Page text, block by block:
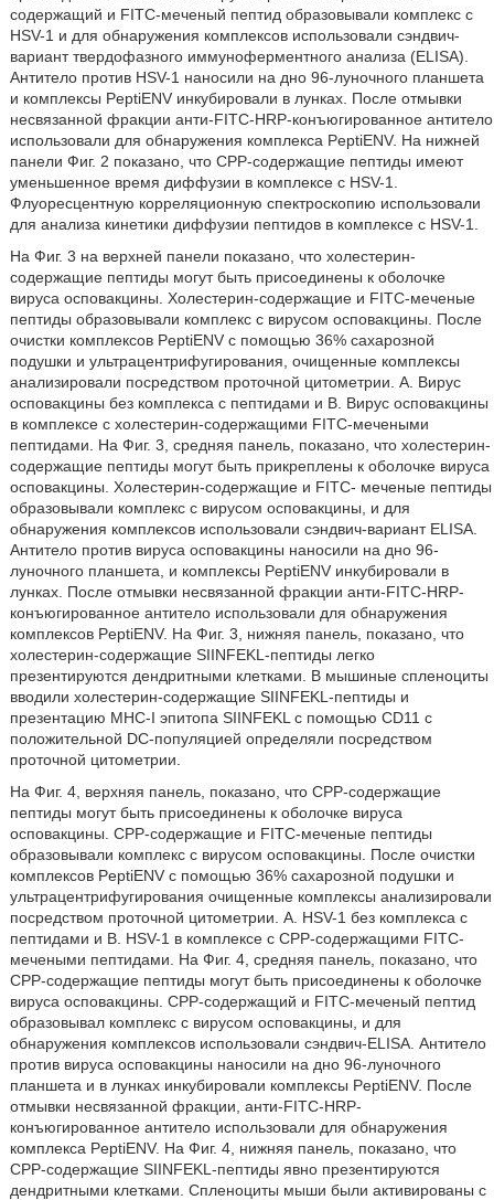
содержащий и FITC-меченый пептид образовывали комплекс с
HSV-1 и для обнаружения комплексов использовали сэндвич-
вариант твердофазного иммуноферментного анализа (ELISA).
Антитело против HSV-1 наносили на дно 96-луночного планшета
и комплексы PeptiENV инкубировали в лунках. После отмывки
несвязанной фракции анти-FITC-HRP-конъюгированное антитело
использовали для обнаружения комплекса PeptiENV. На нижней
панели Фиг. 2 показано, что CPP-содержащие пептиды имеют
уменьшенное время диффузии в комплексе с HSV-1.
Флуоресцентную корреляционную спектроскопию использовали
для анализа кинетики диффузии пептидов в комплексе с HSV-1.
На Фиг. 3 на верхней панели показано, что холестерин-
содержащие пептиды могут быть присоединены к оболочке
вируса осповакцины. Холестерин-содержащие и FITC-меченые
пептиды образовывали комплекс с вирусом осповакцины. После
очистки комплексов PeptiENV с помощью 36% сахарозной
подушки и ультрацентрифугирования, очищенные комплексы
анализировали посредством проточной цитометрии. A. Вирус
осповакцины без комплекса с пептидами и B. Вирус осповакцины
в комплексе с холестерин-содержащими FITC-мечеными
пептидами. На Фиг. 3, средняя панель, показано, что холестерин-
содержащие пептиды могут быть прикреплены к оболочке вируса
осповакцины. Холестерин-содержащие и FITC- меченые пептиды
образовывали комплекс с вирусом осповакцины, и для
обнаружения комплексов использовали сэндвич-вариант ELISA.
Антитело против вируса осповакцины наносили на дно 96-
луночного планшета, и комплексы PeptiENV инкубировали в
лунках. После отмывки несвязанной фракции анти-FITC-HRP-
конъюгированное антитело использовали для обнаружения
комплексов PeptiENV. На Фиг. 3, нижняя панель, показано, что
холестерин-содержащие SIINFEKL-пептиды легко
презентируются дендритными клетками. В мышиные спленоциты
вводили холестерин-содержащие SIINFEKL-пептиды и
презентацию MHC-I эпитопа SIINFEKL с помощью CD11 c
положительной DC-популяцией определяли посредством
проточной цитометрии.
На Фиг. 4, верхняя панель, показано, что CPP-содержащие
пептиды могут быть присоединены к оболочке вируса
осповакцины. СРР-содержащие и FITC-меченые пептиды
образовывали комплекс с вирусом осповакцины. После очистки
комплексов PeptiENV с помощью 36% сахарозной подушки и
ультрацентрифугирования очищенные комплексы анализировали
посредством проточной цитометрии. A. HSV-1 без комплекса с
пептидами и B. HSV-1 в комплексе с CPP-содержащими FITC-
мечеными пептидами. На Фиг. 4, средняя панель, показано, что
CPP-содержащие пептиды могут быть присоединены к оболочке
вируса осповакцины. CPP-содержащий и FITC-меченый пептид
образовывал комплекс с вирусом осповакцины, и для
обнаружения комплексов использовали сэндвич-ELISA. Антитело
против вируса осповакцины наносили на дно 96-луночного
планшета и в лунках инкубировали комплексы PeptiENV. После
отмывки несвязанной фракции, анти-FITC-HRP-
конъюгированное антитело использовали для обнаружения
комплекса PeptiENV. На Фиг. 4, нижняя панель, показано, что
CPP-содержащие SIINFEKL-пептиды явно презентируются
дендритными клетками. Спленоциты мыши были активированы с